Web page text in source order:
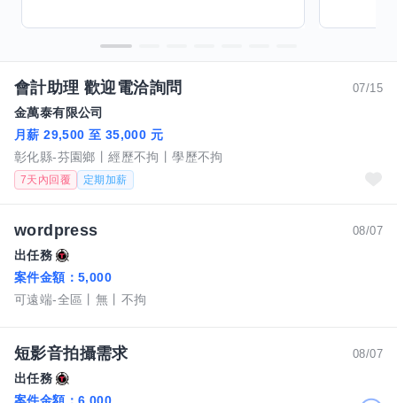
07/15
會計助理 歡迎電洽詢問
金萬泰有限公司
月薪 29,500 至 35,000 元
彰化縣-芬園鄉
經歷不拘 學歷不拘
7天內回覆 定期加薪
08/07
wordpress
出任務
案件金額： 5,000
可遠端-全區
無 不拘
08/07
短影音拍攝需求
出任務